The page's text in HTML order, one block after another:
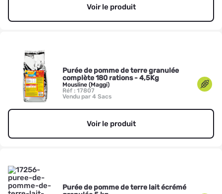
Voir le produit
Purée de pomme de terre granulée
complète 180 rations - 4,5Kg
Mousline (Maggi)
Réf : 17807
Vendu par 4 Sacs
Voir le produit
Purée de pomme de terre lait écrémé